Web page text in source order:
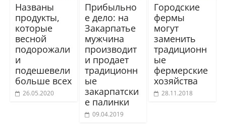
Названы
продукты,
которые
весной
подорожали
и
подешевели
больше всех
26.05.2020
Прибыльно
е дело: на
Закарпатье
мужчина
производит
и продает
традиционн
ые
закарпатски
е палинки
09.04.2019
Городские
фермы
могут
заменить
традиционн
ые
фермерские
хозяйства
28.11.2018